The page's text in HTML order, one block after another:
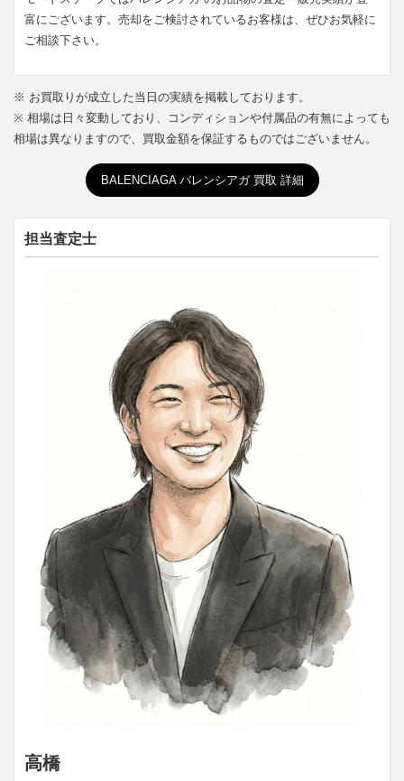
富にございます。売却をご検討されているお客様は、ぜひお気軽に
ご相談下さい。
※ お買取りが成立した当日の実績を掲載しております。
※ 相場は日々変動しており、コンディションや付属品の有無によっても
相場は異なりますので、買取金額を保証するものではございません。
BALENCIAGA バレンシアガ 買取 詳細
担当査定士
高橋